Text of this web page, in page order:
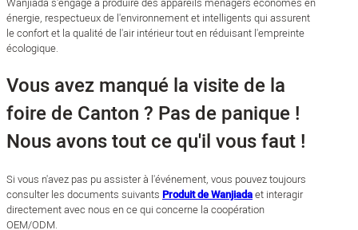
énergie, respectueux de l'environnement et intelligents qui assurent
le confort et la qualité de l'air intérieur tout en réduisant l'empreinte
écologique.
Vous avez manqué la visite de la
foire de Canton ? Pas de panique !
Nous avons tout ce qu'il vous faut !
Si vous n'avez pas pu assister à l'événement, vous pouvez toujours
consulter les documents suivants Produit de Wanjiadaet interagir
directement avec nous en ce qui concerne la coopération
OEM/ODM.